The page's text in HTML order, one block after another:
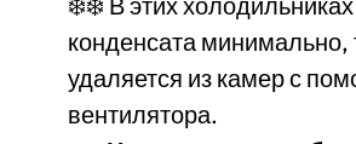
конденсата минимально,
удаляется из камер с
вентилятора.